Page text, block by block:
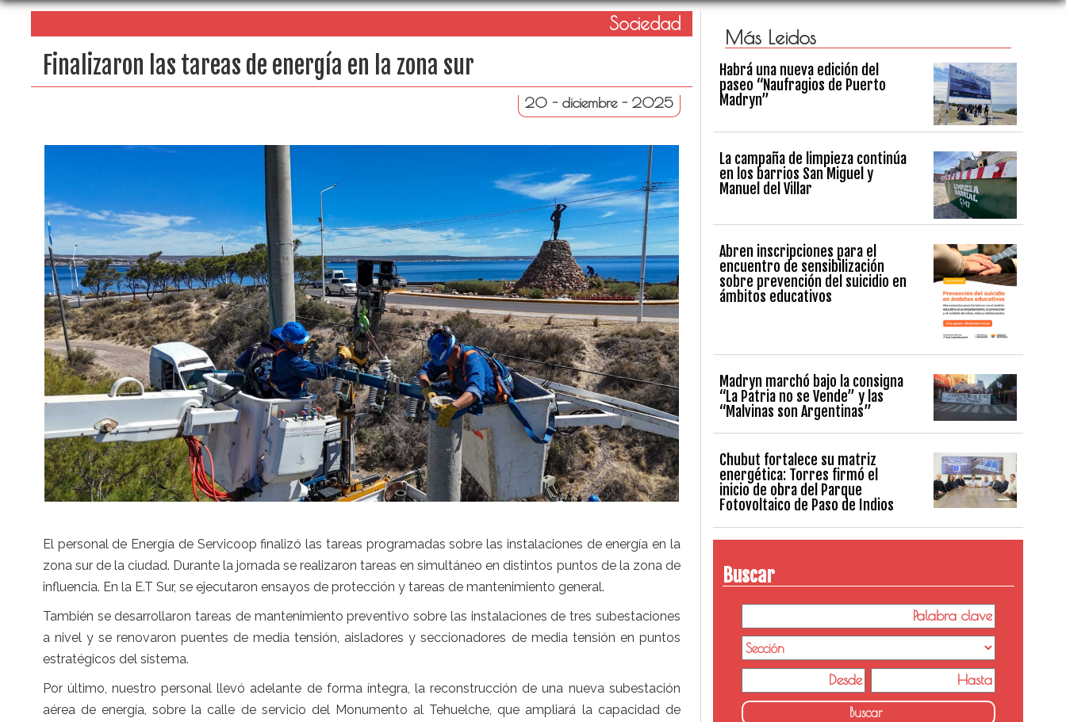
Sociedad
Finalizaron las tareas de energía en la zona sur
20 - diciembre - 2025
El personal de Energía de Servicoop finalizó las tareas programadas sobre las instalaciones de energía en la
zona sur de la ciudad. Durante la jornada se realizaron tareas en simultáneo en distintos puntos de la zona de
influencia. En la E.T Sur, se ejecutaron ensayos de protección y tareas de mantenimiento general.
También se desarrollaron tareas de mantenimiento preventivo sobre las instalaciones de tres subestaciones
a nivel y se renovaron puentes de media tensión, aisladores y seccionadores de media tensión en puntos
estratégicos del sistema.
Por último, nuestro personal llevó adelante de forma íntegra, la reconstrucción de una nueva subestación
aérea de energía, sobre la calle de servicio del Monumento al Tehuelche, que ampliará la capacidad de
Más Leidos
Habrá una nueva edición del
paseo “Naufragios de Puerto
Madryn”
La campaña de limpieza continúa
en los barrios San Miguel y
Manuel del Villar
Abren inscripciones para el
encuentro de sensibilización
sobre prevención del suicidio en
ámbitos educativos
Madryn marchó bajo la consigna
“La Patria no se Vende” y las
“Malvinas son Argentinas”
Chubut fortalece su matriz
energética: Torres firmó el
inicio de obra del Parque
Fotovoltaico de Paso de Indios
Buscar